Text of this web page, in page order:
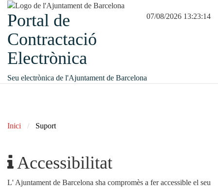
07/08/2026 13:23:14
Portal de
Contractació
Electrònica
Seu electrònica de l'Ajuntament de Barcelona
Inici Suport
Accessibilitat
L' Ajuntament de Barcelona sha compromès a fer accessible el seu